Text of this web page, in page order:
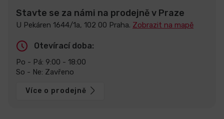
Stavte se za námi na prodejně v Praze
U Pekáren 1644/1a, 102 00 Praha. Zobrazit na mapě
Otevírací doba:
Po - Pá: 9:00 - 18:00
So - Ne: Zavřeno
Více o prodejně